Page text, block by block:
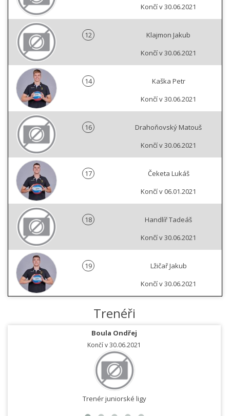
Končí v 30.06.2021
12
Klajmon Jakub
Končí v 30.06.2021
14
Kaška Petr
Končí v 30.06.2021
16
Drahoňovský Matouš
Končí v 30.06.2021
17
Čeketa Lukáš
Končí v 06.01.2021
18
Handlíř Tadeáš
Končí v 30.06.2021
19
Lžičař Jakub
Končí v 30.06.2021
Trenéři
Boula Ondřej
Končí v 30.06.2021
Trenér juniorské ligy